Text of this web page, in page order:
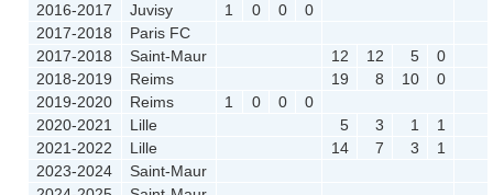
2016-2017
Juvisy 1 0 0
0
2017-2018
Paris FC
2017-2018
Saint-Maur 12 12 5
0
2018-2019
Reims 19 8 10
0
2019-2020
Reims 1 0 0
0
2020-2021
Lille 5 3 1
1
2021-2022
Lille 14 7 3
1
2023-2024
Saint-Maur